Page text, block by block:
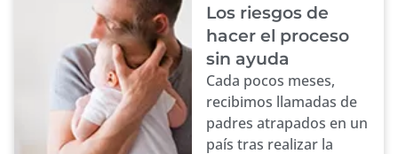
Los riesgos de
hacer el proceso
sin ayuda
Cada pocos meses,
recibimos llamadas de
padres atrapados en un
país tras realizar la